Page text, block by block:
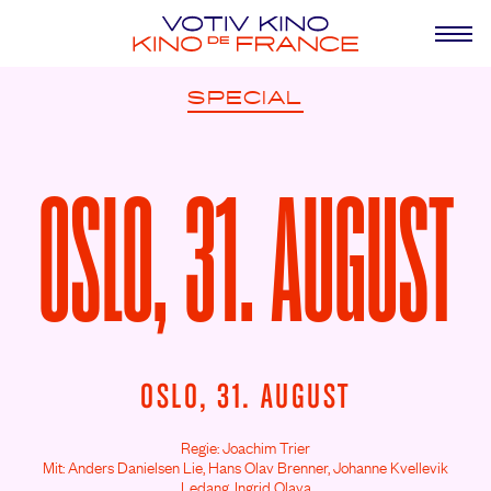
SPECIAL
OSLO, 31. AUGUST
OSLO, 31. AUGUST
Regie: Joachim Trier
Mit: Anders Danielsen Lie, Hans Olav Brenner,Johanne Kvellevik
Ledang, Ingrid Olava